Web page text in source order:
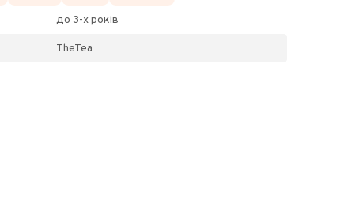
до 3-х років
TheTea